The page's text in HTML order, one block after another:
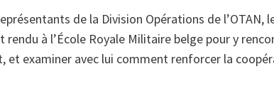
de la Division Opérations de l’OTAN,
rendu à l’École Royale Militaire belge pour y
et examiner avec lui comment renforcer la